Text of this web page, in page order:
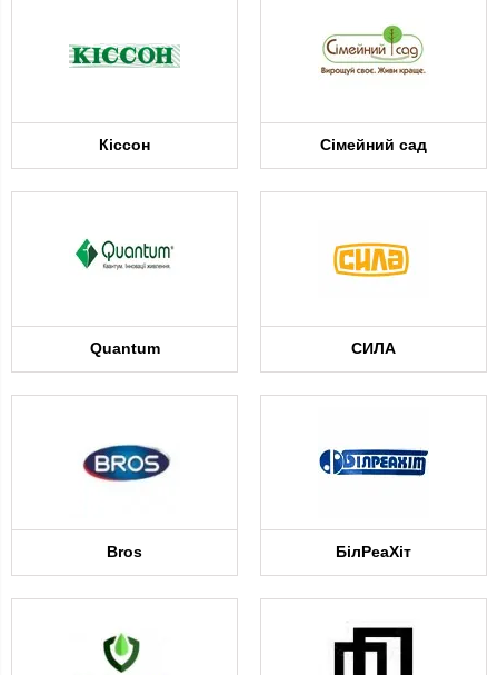
Кіссон Сімейний сад
Quantum СИЛА
Bros БілРеаХіт